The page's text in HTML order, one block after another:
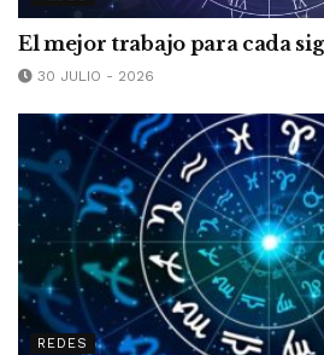
El mejor trabajo para cada
30 JULIO - 2026
REDES